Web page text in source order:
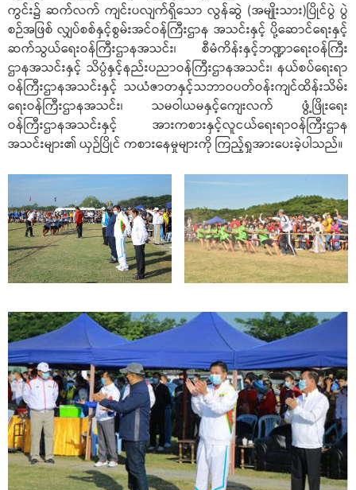
ကွင်း၌ ဆက်လက် ကျင်းပလျက်ရှိသော လွန်ဆွဲ (အမျိုးသား)ပြိုင်ပွဲ ပွဲ
စဉ်အဖြစ် လျှပ်စစ်နှင့်စွမ်းအင်ဝန်ကြီးဌာန အသင်းနှင့် ပို့ဆောင်ရေးနှင့်
ဆက်သွယ်ရေးဝန်ကြီးဌာနအသင်း၊ စီမံကိန်းနှင့်ဘဏ္ဍာရေးဝန်ကြီး
ဌာနအသင်းနှင့် သိပ္ပံနှင့်နည်းပညာဝန်ကြီးဌာနအသင်း၊ နယ်စပ်ရေးရာ
ဝန်ကြီးဌာနအသင်းနှင့် သယံဇာတနှင့်သဘာဝပတ်ဝန်းကျင်ထိန်းသိမ်း
ရေးဝန်ကြီးဌာနအသင်း၊ သမဝါယမနှင့်ကျေးလက် ဖွံ့ဖြိုးရေး
ဝန်ကြီးဌာနအသင်းနှင့် အားကစားနှင့်လူငယ်ရေးရာဝန်ကြီးဌာန
အသင်းများ၏ ယှဉ်ပြိုင် ကစားနေမှုများကို ကြည့်ရှုအားပေးခဲ့ပါသည်။